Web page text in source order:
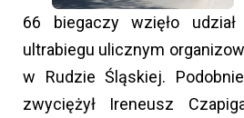
66 biegaczy wzięło
ultrabiegu ulicznym
w Rudzie Śląskiej.
zwyciężył Ireneusz